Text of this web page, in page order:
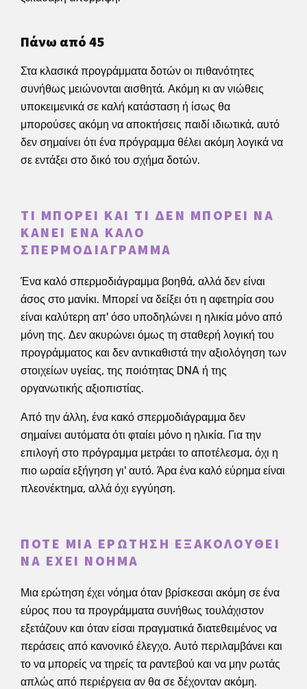
Πάνω από 45
Στα κλασικά προγράμματα δοτών οι πιθανότητες
συνήθως μειώνονται αισθητά. Ακόμη κι αν νιώθεις
υποκειμενικά σε καλή κατάσταση ή ίσως θα
μπορούσες ακόμη να αποκτήσεις παιδί ιδιωτικά, αυτό
δεν σημαίνει ότι ένα πρόγραμμα θέλει ακόμη λογικά να
σε εντάξει στο δικό του σχήμα δοτών.
ΤΙ ΜΠΟΡΕΊ ΚΑΙ ΤΙ ΔΕΝ ΜΠΟΡΕΊ ΝΑ
ΚΆΝΕΙ ΈΝΑ ΚΑΛΌ
ΣΠΕΡΜΟΔΙΆΓΡΑΜΜΑ
Ένα καλό σπερμοδιάγραμμα βοηθά, αλλά δεν είναι
άσος στο μανίκι. Μπορεί να δείξει ότι η αφετηρία σου
είναι καλύτερη απ' όσο υποδηλώνει η ηλικία μόνο από
μόνη της. Δεν ακυρώνει όμως τη σταθερή λογική του
προγράμματος και δεν αντικαθιστά την αξιολόγηση των
στοιχείων υγείας, της ποιότητας DNA ή της
οργανωτικής αξιοπιστίας.
Από την άλλη, ένα κακό σπερμοδιάγραμμα δεν
σημαίνει αυτόματα ότι φταίει μόνο η ηλικία. Για την
επιλογή στο πρόγραμμα μετράει το αποτέλεσμα, όχι η
πιο ωραία εξήγηση γι' αυτό. Άρα ένα καλό εύρημα είναι
πλεονέκτημα, αλλά όχι εγγύηση.
ΠΌΤΕ ΜΙΑ ΕΡΏΤΗΣΗ ΕΞΑΚΟΛΟΥΘΕΊ
ΝΑ ΈΧΕΙ ΝΌΗΜΑ
Μια ερώτηση έχει νόημα όταν βρίσκεσαι ακόμη σε ένα
εύρος που τα προγράμματα συνήθως τουλάχιστον
εξετάζουν και όταν είσαι πραγματικά διατεθειμένος να
περάσεις από κανονικό έλεγχο. Αυτό περιλαμβάνει και
το να μπορείς να τηρείς τα ραντεβού και να μην ρωτάς
απλώς από περιέργεια αν θα σε δέχονταν ακόμη.